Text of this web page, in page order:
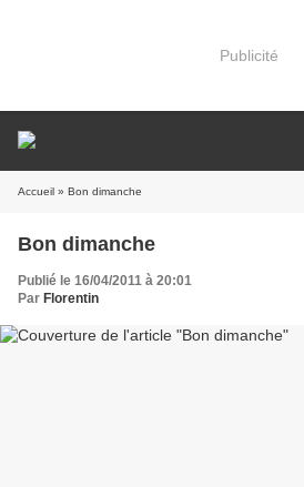
Publicité
Accueil » Bon dimanche
Bon dimanche
Publié le 16/04/2011 à 20:01
Par Florentin